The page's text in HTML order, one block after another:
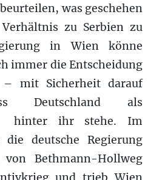
was geschehen
zu Serbien zu
in Wien könne
immer die Entscheidung
– mit Sicherheit darauf
Deutschland als
hinter ihr stehe. Im
die deutsche Regierung
Bethmann-Hollweg